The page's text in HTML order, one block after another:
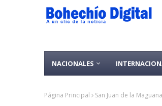
NACIONALES
Página Principal San Juan de la Maguana